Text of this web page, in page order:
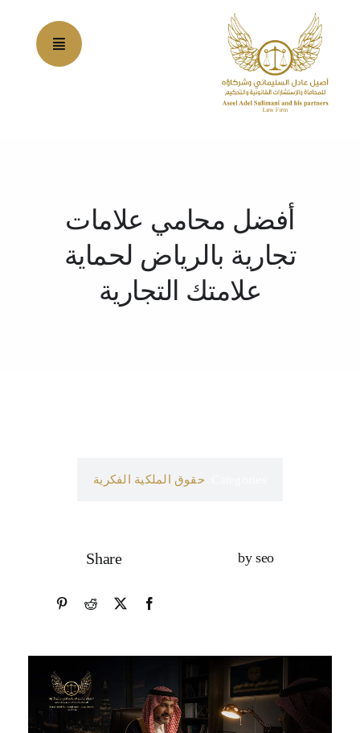
أفضل محامي علامات
تجارية بالرياض لحماية
علامتك التجارية
حقوق الملكية الفكرية
by seo
Share